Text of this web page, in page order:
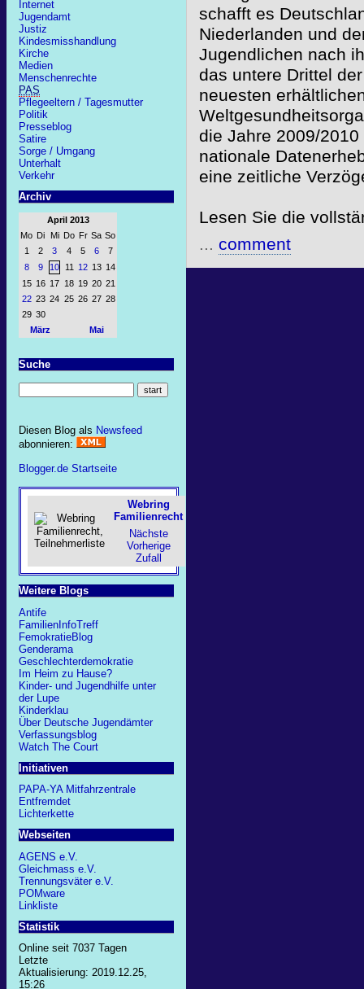
Internet
Jugendamt
Justiz
Kindesmisshandlung
Kirche
Medien
Menschenrechte
PAS
Pflegeeltern / Tagesmutter
Politik
Presseblog
Satire
Sorge / Umgang
Unterhalt
Verkehr
Archiv
April 2013
Mo Di Mi Do Fr Sa So
1
2 3 4 5 6
7
8
9 10 11 12 13 14
15 16 17 18 19 20 21
22 23 24 25 26 27 28
29 30
März
Mai
Suche
Diesen Blog als Newsfeed
abonnieren:
Blogger.de Startseite
Webring
Familienrecht
Nächste
Vorherige
Zufall
Weitere Blogs
Antife
FamilienInfoTreff
FemokratieBlog
Genderama
Geschlechterdemokratie
Im Heim zu Hause?
Kinder- und Jugendhilfe unter
der Lupe
Kinderklau
Über Deutsche Jugendämter
Verfassungsblog
Watch The Court
Initiativen
PAPA-YA Mitfahrzentrale
Entfremdet
Lichterkette
Webseiten
AGENS e.V.
Gleichmass e.V.
Trennungsväter e.V.
POMware
Linkliste
Statistik
Online seit 7037 Tagen
Letzte
Aktualisierung: 2019.12.25,
15:26
schafft es
Niederlanden und
Jugendlichen nach
das untere Drittel
neuesten
die Jahre 2009/
nationale
eine zeitliche
Lesen Sie die
... comment